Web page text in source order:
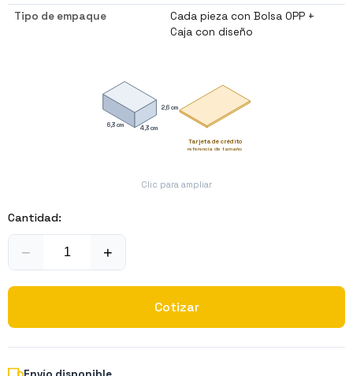
Tipo de empaque
Cada pieza con Bolsa OPP +
Caja con diseño
4,3 cm
6,3 cm
2,6 cm
Tarjeta de crédito
referencia de tamaño
Clic para ampliar
Cantidad:
− +
Cotizar